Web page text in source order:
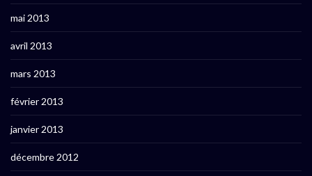
mai 2013
avril 2013
mars 2013
février 2013
janvier 2013
décembre 2012